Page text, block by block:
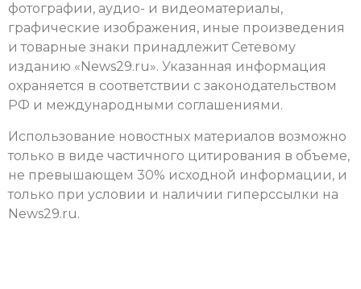
фотографии, аудио- и видеоматериалы,
графические изображения, иные произведения
и товарные знаки принадлежит Сетевому
изданию «News29.ru». Указанная информация
охраняется в соответствии с законодательством
РФ и международными соглашениями.
Использование новостных материалов возможно
только в виде частичного цитирования в объеме,
не превышающем 30% исходной информации, и
только при условии и наличии гиперссылки на
News29.ru.